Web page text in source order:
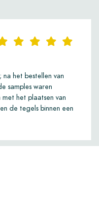
na het bestellen van
samples waren
het plaatsen van
de tegels binnen een